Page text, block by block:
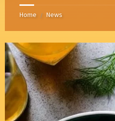
Home / News